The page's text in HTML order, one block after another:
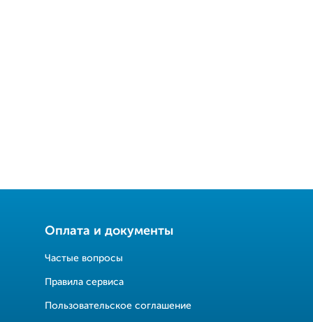
Оплата и документы
Частые вопросы
Правила сервиса
Пользовательское соглашение